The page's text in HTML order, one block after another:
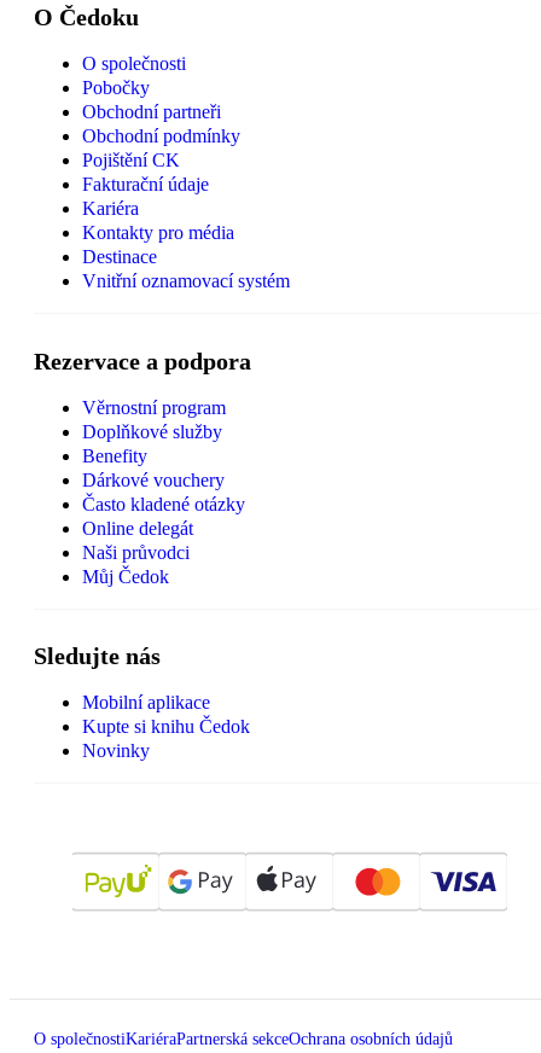
O Čedoku
O společnosti
Pobočky
Obchodní partneři
Obchodní podmínky
Pojištění CK
Fakturační údaje
Kariéra
Kontakty pro média
Destinace
Vnitřní oznamovací systém
Rezervace a podpora
Věrnostní program
Doplňkové služby
Benefity
Dárkové vouchery
Často kladené otázky
Online delegát
Naši průvodci
Můj Čedok
Sledujte nás
Mobilní aplikace
Kupte si knihu Čedok
Novinky
O společnostiKariéraPartnerská sekceOchrana osobních údajů